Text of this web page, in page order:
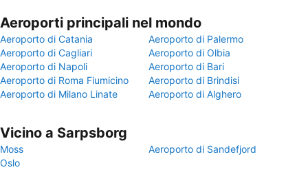
Aeroporti principali nel mondo
Aeroporto di Catania
Aeroporto di Palermo
Aeroporto di Cagliari
Aeroporto di Olbia
Aeroporto di Napoli
Aeroporto di Bari
Aeroporto di Roma Fiumicino
Aeroporto di Brindisi
Aeroporto di Milano Linate
Aeroporto di Alghero
Vicino a Sarpsborg
Moss
Aeroporto di Sandefjord
Oslo